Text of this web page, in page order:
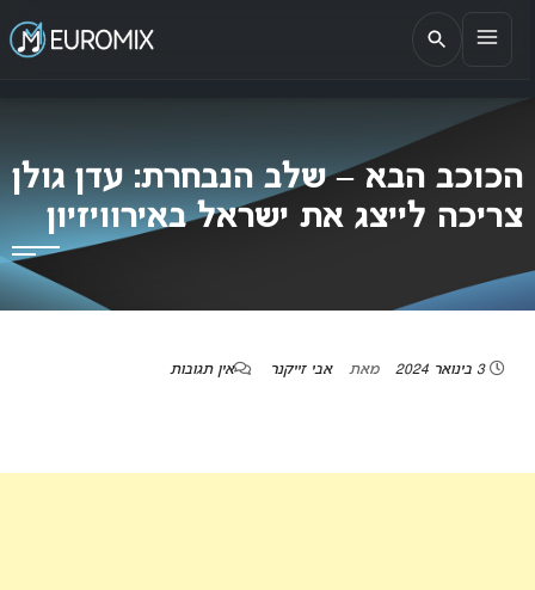
EUROMIX
אתר הבית של האירוויזיון בישראל
הכוכב הבא – שלב הנבחרת: עדן גולן
צריכה לייצג את ישראל באירוויזיון
3 בינואר 2024 מאת אבי זייקנר אין תגובות